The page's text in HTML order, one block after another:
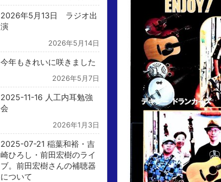
2026年5月13日 ラジオ出
演
2026年5月14日
今年もきれいに咲きました
2026年5月7日
2025-11-16 人工内耳勉強
会
2026年1月3日
2025-07-21 稲葉和裕・吉
崎ひろし・前田宏樹のライ
ブ。前田宏樹さんの補聴器
について